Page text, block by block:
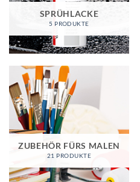
SPRÜHLACKE
5 PRODUKTE
ZUBEHÖR FÜRS MALEN
21 PRODUKTE